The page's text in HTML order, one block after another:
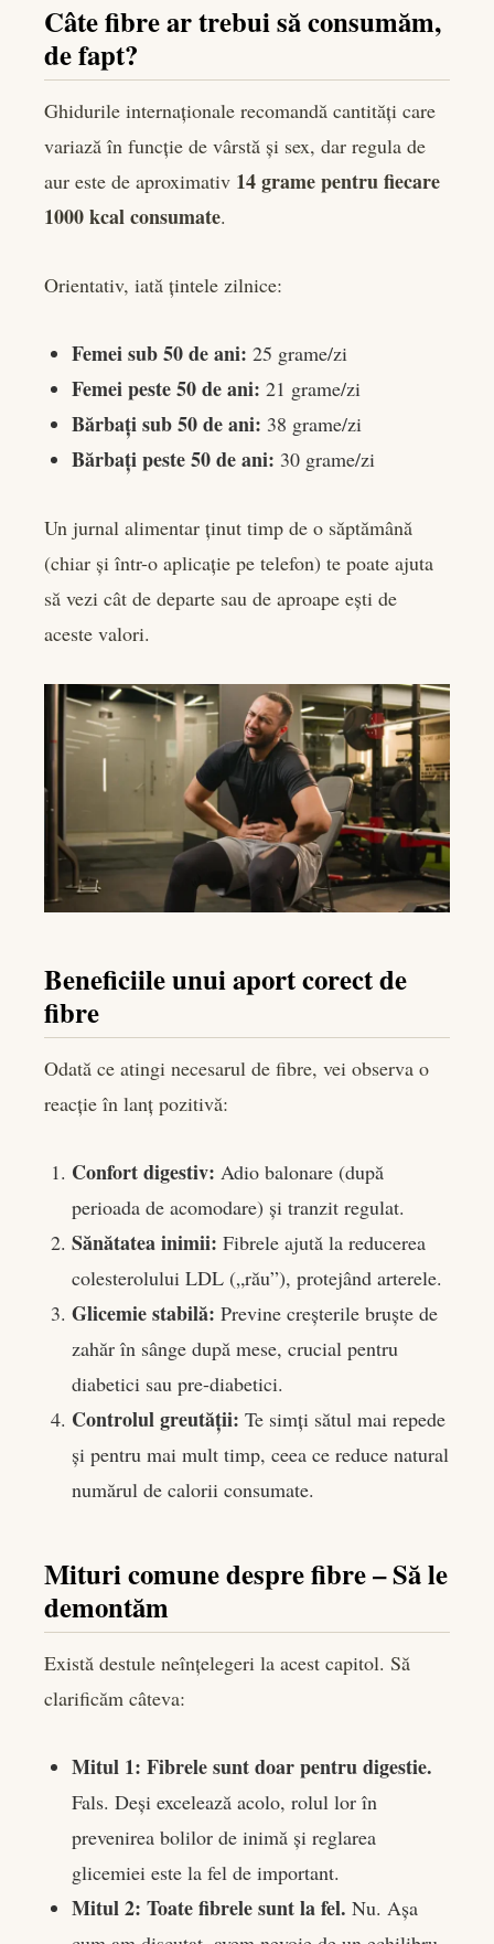
Câte fibre ar trebui să consumăm,
de fapt?
Ghidurile internaționale recomandă cantități care
variază în funcție de vârstă și sex, dar regula de
aur este de aproximativ 14 grame pentru fiecare
1000 kcal consumate.
Orientativ, iată țintele zilnice:
Femei sub 50 de ani: 25 grame/zi
Femei peste 50 de ani: 21 grame/zi
Bărbați sub 50 de ani: 38 grame/zi
Bărbați peste 50 de ani: 30 grame/zi
Un jurnal alimentar ținut timp de o săptămână
(chiar și într-o aplicație pe telefon) te poate ajuta
să vezi cât de departe sau de aproape ești de
aceste valori.
Beneficiile unui aport corect de
fibre
Odată ce atingi necesarul de fibre, vei observa o
reacție în lanț pozitivă:
Confort digestiv: Adio balonare (după
perioada de acomodare) și tranzit regulat.
Sănătatea inimii: Fibrele ajută la reducerea
colesterolului LDL („rău”), protejând arterele.
Glicemie stabilă: Previne creșterile bruște de
zahăr în sânge după mese, crucial pentru
diabetici sau pre-diabetici.
Controlul greutății: Te simți sătul mai repede
și pentru mai mult timp, ceea ce reduce natural
numărul de calorii consumate.
Mituri comune despre fibre – Să le
demontăm
Există destule neînțelegeri la acest capitol. Să
clarificăm câteva:
Mitul 1: Fibrele sunt doar pentru digestie.
Fals. Deși excelează acolo, rolul lor în
prevenirea bolilor de inimă și reglarea
glicemiei este la fel de important.
Mitul 2: Toate fibrele sunt la fel. Nu. Așa